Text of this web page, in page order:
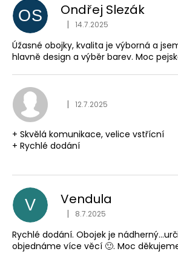
OS Ondřej Slezák
| 14.7.2025
Úžasné obojky, kvalita je výborná a
hlavně design a výběr barev. Moc
| 12.7.2025
+ Skvělá komunikace, velice vstřícní
+ Rychlé dodání
V Vendula
| 8.7.2025
Rychlé dodání. Obojek je
objednáme více věcí 🙂. Moc